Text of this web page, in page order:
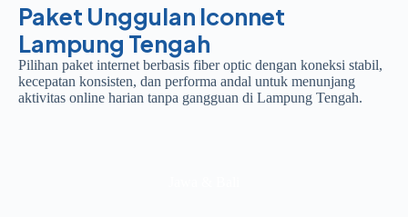
Paket Unggulan Iconnet
Lampung Tengah
Pilihan paket internet berbasis fiber optic dengan koneksi stabil,
kecepatan konsisten, dan performa andal untuk menunjang
aktivitas online harian tanpa gangguan di Lampung Tengah.